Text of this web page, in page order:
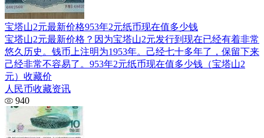
宝塔山2元最新价格953年2元纸币现在值多少钱
宝塔山2元最新价格？因为宝塔山2元发行到现在已经有着非常
悠久历史。钱币上注明为1953年。己经七十多年了，保留下来
己经非常不容易了。953年2元纸币现在值多少钱（宝塔山2
元）收藏价
人民币收藏资讯
940